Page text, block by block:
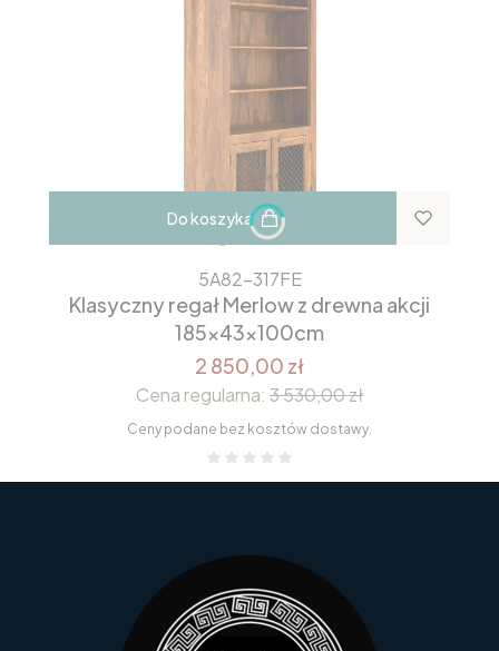
Do koszyka
5A82-317FE
Klasyczny regał Merlow z drewna akcji
185x43x100cm
2 850,00 zł
Cena regularna: 3 530,00 zł
Ceny podane bez kosztów dostawy.